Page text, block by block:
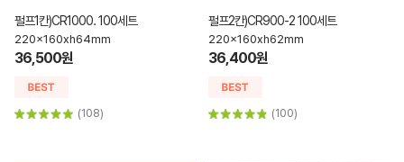
펄프1칸)CR1000. 100세트
220x160xh64mm
36,500원
(108)
펄프2칸)CR900-2 100세트
220x160xh62mm
36,400원
(100)